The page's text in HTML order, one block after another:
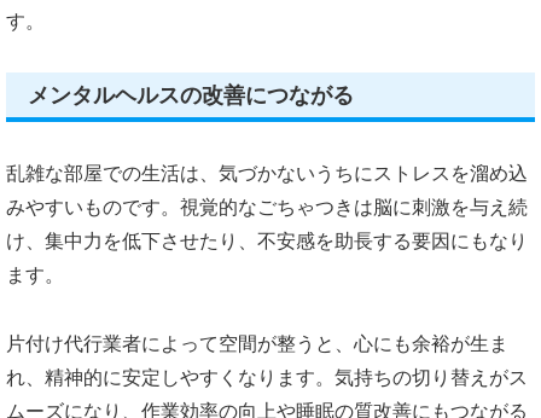
す。
メンタルヘルスの改善につながる
乱雑な部屋での生活は、気づかないうちにストレスを溜め込
みやすいものです。視覚的なごちゃつきは脳に刺激を与え続
け、集中力を低下させたり、不安感を助長する要因にもなり
ます。
片付け代行業者によって空間が整うと、心にも余裕が生ま
れ、精神的に安定しやすくなります。気持ちの切り替えがス
ムーズになり、作業効率の向上や睡眠の質改善にもつながる